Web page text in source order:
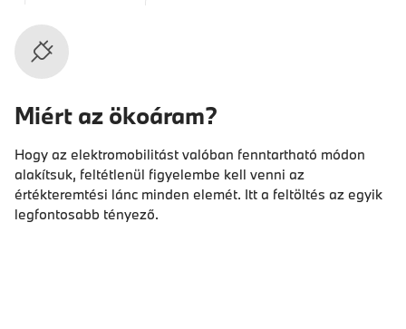
Miért az ökoáram?
Hogy az elektromobilitást valóban fenntartható módon
alakítsuk, feltétlenül figyelembe kell venni az
értékteremtési lánc minden elemét. Itt a feltöltés az egyik
legfontosabb tényező.